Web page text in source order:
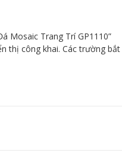
Mosaic Trang Trí GP1110”
thị công khai. Các trường